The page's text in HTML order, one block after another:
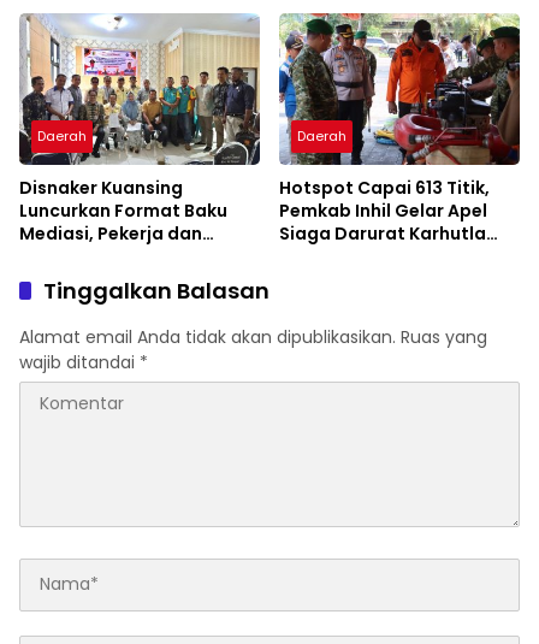
Daerah
Disnaker Kuansing
Luncurkan Format Baku
Mediasi, Pekerja dan
Kepastian Layanan
Daerah
Hotspot Capai 613 Titik,
Pemkab Inhil Gelar Apel
Siaga Darurat Karhutla
Tinggalkan Balasan
Alamat email Anda tidak akan dipublikasikan. Ruas yang
wajib ditandai *